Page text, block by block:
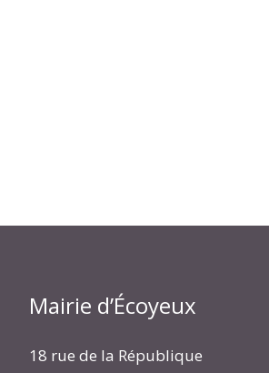
Mairie d’Écoyeux
18 rue de la République